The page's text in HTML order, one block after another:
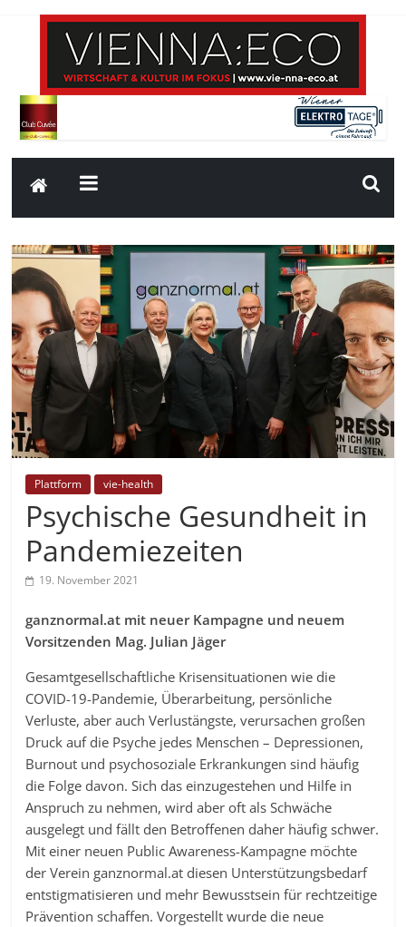
Plattform vie-health
Psychische Gesundheit in
Pandemiezeiten
19. November 2021
ganznormal.at mit neuer Kampagne und neuem
Vorsitzenden Mag. Julian Jäger
Gesamtgesellschaftliche Krisensituationen wie die
COVID-19-Pandemie, Überarbeitung, persönliche
Verluste, aber auch Verlustängste, verursachen großen
Druck auf die Psyche jedes Menschen – Depressionen,
Burnout und psychosoziale Erkrankungen sind häufig
die Folge davon. Sich das einzugestehen und Hilfe in
Anspruch zu nehmen, wird aber oft als Schwäche
ausgelegt und fällt den Betroffenen daher häufig schwer.
Mit einer neuen Public Awareness-Kampagne möchte
der Verein ganznormal.at diesen Unterstützungsbedarf
entstigmatisieren und mehr Bewusstsein für rechtzeitige
Prävention schaffen. Vorgestellt wurde die neue